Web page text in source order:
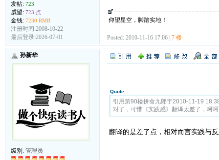
发帖: 723
威望: 723 点
金钱: 7230 RMB
注册时间:2008-10-22
最后登录:2026-07-01
仰望星空，脚踏实地！
Posted: 2010-11-16 17:06 | 7 楼
孙新华
级别: 管理员
Quote:
引用第90楼拼命九郎于2010-11-19
对了，可惜《实践感》翻译太差了，呵
翻译的是差了点，相对而言实践与